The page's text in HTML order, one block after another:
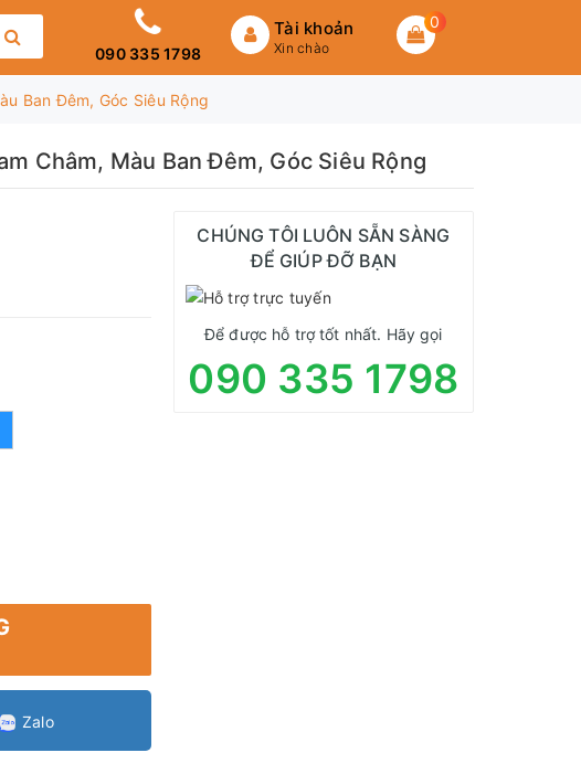
090 335 1798
Tài khoản
Xin chào
0
Ban Đêm, Góc Siêu Rộng
Châm, Màu Ban Đêm, Góc Siêu Rộng
Zalo
CHÚNG TÔI LUÔN SẴN SÀNG
ĐỂ GIÚP ĐỠ BẠN
Để được hỗ trợ tốt nhất. Hãy gọi
090 335 1798